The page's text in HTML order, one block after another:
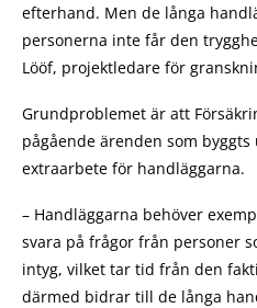
efterhand. Men de långa
personerna inte får den
Lööf, projektledare för
Grundproblemet är att
pågående ärenden som
extraarbete för handläggarna.
– Handläggarna behöver
svara på frågor från personer
intyg, vilket tar tid från den
därmed bidrar till de långa